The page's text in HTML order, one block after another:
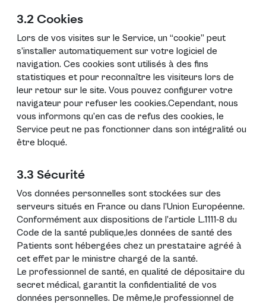
3.2 Cookies
Lors de vos visites sur le Service, un “cookie” peut
s’installer automatiquement sur votre logiciel de
navigation. Ces cookies sont utilisés à des fins
statistiques et pour reconnaître les visiteurs lors de
leur retour sur le site. Vous pouvez configurer votre
navigateur pour refuser les cookies.Cependant, nous
vous informons qu’en cas de refus des cookies, le
Service peut ne pas fonctionner dans son intégralité ou
être bloqué.
3.3 Sécurité
Vos données personnelles sont stockées sur des
serveurs situés en France ou dans l’Union Européenne.
Conformément aux dispositions de l’article L.1111-8 du
Code de la santé publique,les données de santé des
Patients sont hébergées chez un prestataire agréé à
cet effet par le ministre chargé de la santé.
Le professionnel de santé, en qualité de dépositaire du
secret médical, garantit la confidentialité de vos
données personnelles. De même,le professionnel de